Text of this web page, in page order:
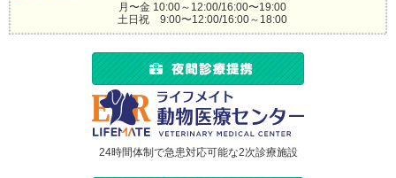
月〜金 10:00～12:00/16:00〜19:00
土日祝 9:00〜12:00/16:00～18:00
24時間体制で急患対応可能な2次診療施設